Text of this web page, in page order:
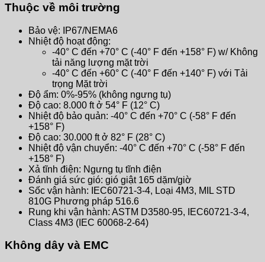
Thuộc về môi trường
Bảo vệ: IP67/NEMA6
Nhiệt độ hoạt động:
-40° C đến +70° C (-40° F đến +158° F) w/ Không
tải năng lượng mặt trời
-40° C đến +60° C (-40° F đến +140° F) với Tải
trọng Mặt trời
Độ ẩm: 0%-95% (không ngưng tụ)
Độ cao: 8.000 ft ở 54° F (12° C)
Nhiệt độ bảo quản: -40° C đến +70° C (-58° F đến
+158° F)
Độ cao: 30.000 ft ở 82° F (28° C)
Nhiệt độ vận chuyển: -40° C đến +70° C (-58° F đến
+158° F)
Xả tĩnh điện: Ngưng tụ tĩnh điện
Đánh giá sức gió: gió giật 165 dặm/giờ
Sốc vận hành: IEC60721-3-4, Loại 4M3, MIL STD
810G Phương pháp 516.6
Rung khi vận hành: ASTM D3580-95, IEC60721-3-4,
Class 4M3 (IEC 60068-2-64)
Không dây và EMC